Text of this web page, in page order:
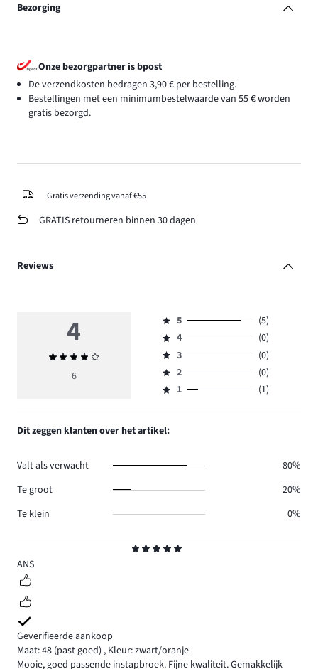
Bezorging
Onze bezorgpartner is bpost
De verzendkosten bedragen 3,90 € per bestelling.
Bestellingen met een minimumbestelwaarde van 55 € worden
gratis bezorgd.
Gratis verzending vanaf €55
GRATIS retourneren binnen 30 dagen
Reviews
5
ANS
Geverifieerde aankoop
Maat: 48 (past goed) , Kleur: zwart/oranje
Mooie, goed passende instapbroek. Fijne kwaliteit. Gemakkelijk
4
Gemiddelde
beoordeling
6
Beoordeling
5,
aantal
reviews
5.
5
(5)
Beoordeling
4,
aantal
reviews
4
(0)
Beoordeling
3,
aantal
3
(0)
Beoordeling
2,
0.
2
(0)
Beoordeling
1,
aantal
reviews
1 (1)
Dit zeggen klanten over het artikel:
Valt als verwacht
80%
Te groot
20%
Te klein
0%